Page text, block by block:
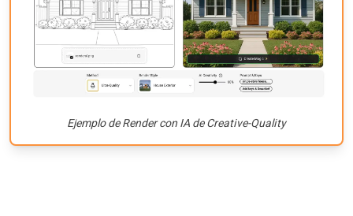
Ejemplo de Render con IA de Creative-Quality